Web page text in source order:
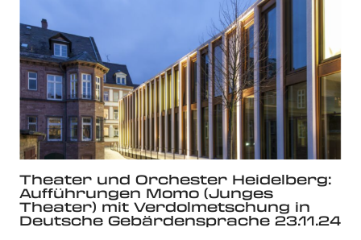
Theater und Orchester Heidelberg:
Aufführungen Momo (Junges
Theater) mit Verdolmetschung in
Deutsche Gebärdensprache 23.11.24